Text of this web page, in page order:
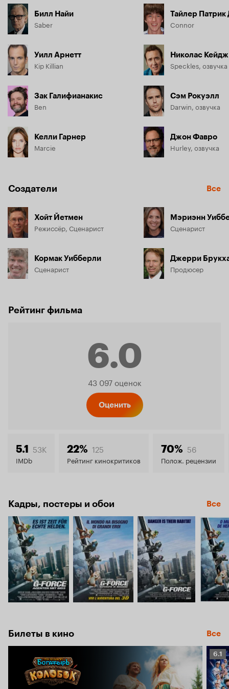
Билл Найи
Saber
Уилл Арнетт
Kip Killian
Зак Галифианакис
Ben
Келли Гарнер
Marcie
Тайлер
Connor
Николас Кейдж
Speckles, озвучка
Сэм Рокуэлл
Darwin, озвучка
Джон Фавро
Hurley, озвучка
Создатели Все
Хойт Йетмен
Режиссёр, Сценарист
Кормак Уибберли
Сценарист
Мэриэнн
Сценарист
Джерри
Продюсер
Рейтинг фильма
6.0
Рейтинг
6.0
43 097 оценок
Оценить
5.1 53K
IMDb
22% 125
Рейтинг кинокритиков
70% 56
Полож. рецензии
Кадры, постеры и обои Все
Билеты в кино Все
6.1
6.1